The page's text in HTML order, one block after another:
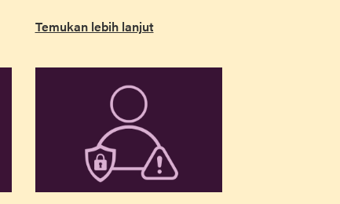
Temukan lebih lanjut